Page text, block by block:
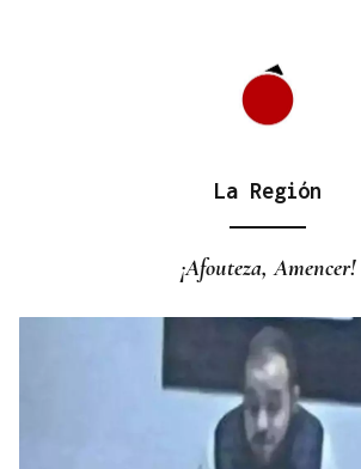
La Región
¡Afouteza, Amencer!